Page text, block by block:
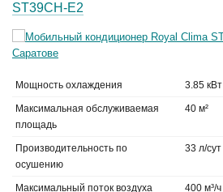
ST39CH-E2
Мощность охлаждения 3.85 кВт
Максимальная обслуживаемая
площадь
40 м²
Производительность по
осушению
33 л/сут
Максимальный поток воздуха 400 м³/ч